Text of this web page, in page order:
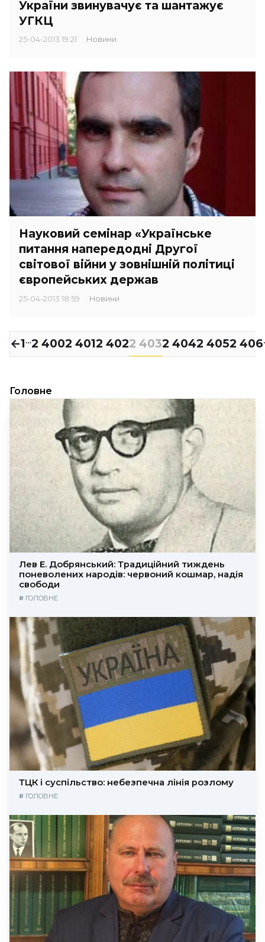
України звинувачує та шантажує
УГКЦ
25-04-2013 19:21 Новини
Науковий семінар «Українське
питання напередодні Другої
світової війни у зовнішній політиці
європейських держав
25-04-2013 18:59 Новини
←1 …2 4002 4012 4022 4032 4042 4052 406
Головне
Лев Е. Добрянський: Традиційний тиждень
поневолених народів: червоний кошмар, надія
свободи
# ГОЛОВНЕ
ТЦК і суспільство: небезпечна лінія розлому
# ГОЛОВНЕ